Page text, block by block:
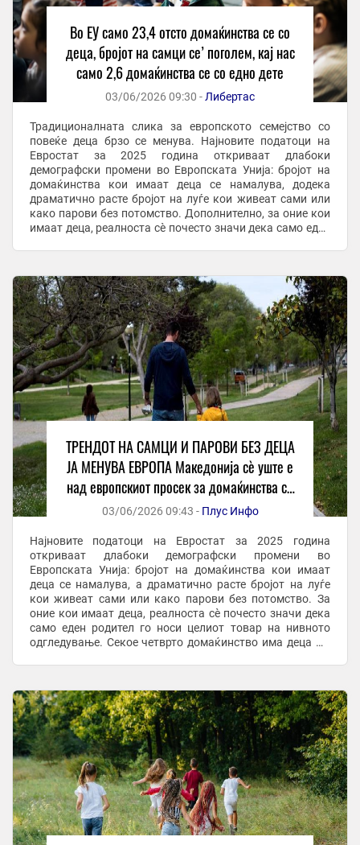
Во ЕУ само 23,4 отсто домаќинства се со
деца, бројот на самци се’ поголем, кај нас
само 2,6 домаќинства се со едно дете
03/06/2026 09:30 - Либертас
Традиционалната слика за европското семејство со
повеќе деца брзо се менува. Најновите податоци на
Евростат за 2025 година откриваат длабоки
демографски промени во Европската Унија: бројот на
домаќинства кои имаат деца се намалува, додека
драматично расте бројот на луѓе кои живеат сами или
како парови без потомство. Дополнително, за оние кои
имаат деца, реалноста сè почесто значи дека само еден
ТРЕНДОТ НА САМЦИ И ПАРОВИ БЕЗ ДЕЦА
ЈА МЕНУВА ЕВРОПА Македонија сѐ уште е
над европскиот просек за домаќинства со
деца
03/06/2026 09:43 - Плус Инфо
Најновите податоци на Евростат за 2025 година
откриваат длабоки демографски промени во
Европската Унија: бројот на домаќинства кои имаат
деца се намалува, а драматично расте бројот на луѓе
кои живеат сами или како парови без потомство. За
оние кои имаат деца, реалноста сè почесто значи дека
само еден родител го носи целиот товар на нивното
одгледување. Секое четврто домаќинство има деца Од